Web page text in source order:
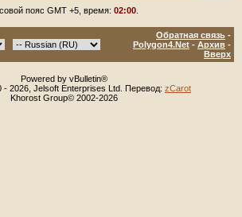
пояс GMT +5, время: 02:00
Обратная связь -
Polygon4.Net - Архив -
Вверх
Powered by vBulletin®
- 2026, Jelsoft Enterprises Ltd. Перевод: zCarot
Khorost Group© 2002-2026